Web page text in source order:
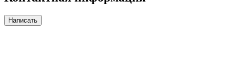
Написать